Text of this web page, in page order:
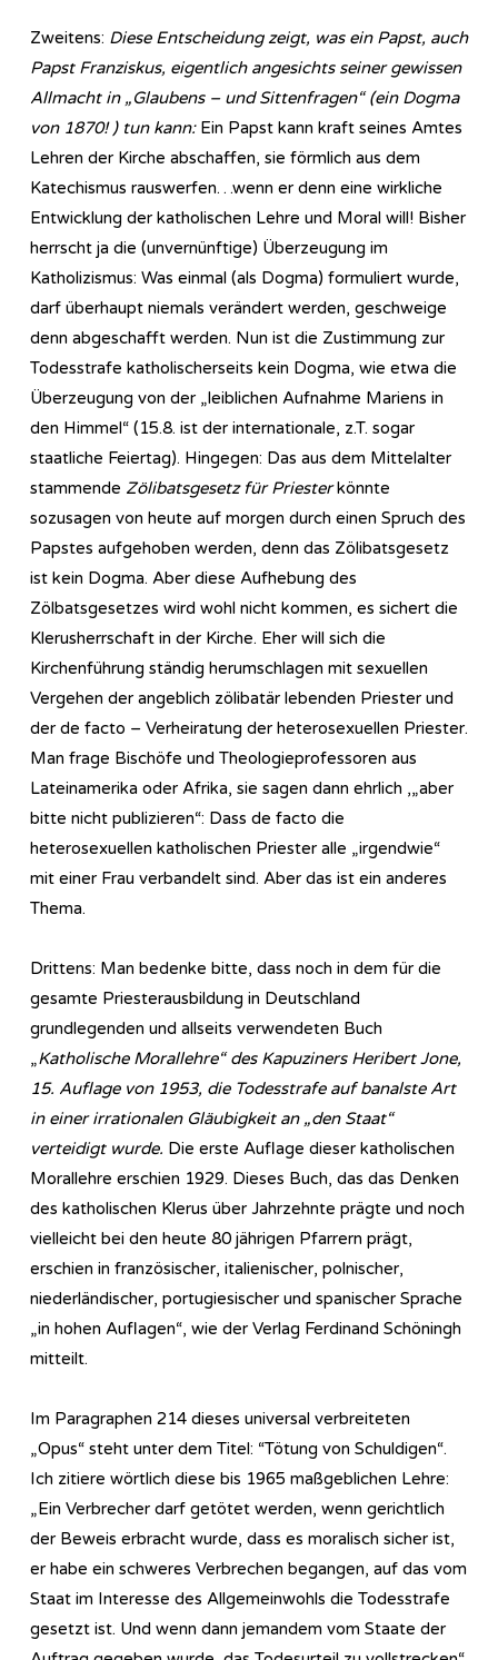
Zweitens: Diese Entscheidung zeigt, was ein Papst, auch
Papst Franziskus, eigentlich angesichts seiner gewissen
Allmacht in „Glaubens – und Sittenfragen“ (ein Dogma
von 1870! ) tun kann: Ein Papst kann kraft seines Amtes
Lehren der Kirche abschaffen, sie förmlich aus dem
Katechismus rauswerfen…wenn er denn eine wirkliche
Entwicklung der katholischen Lehre und Moral will! Bisher
herrscht ja die (unvernünftige) Überzeugung im
Katholizismus: Was einmal (als Dogma) formuliert wurde,
darf überhaupt niemals verändert werden, geschweige
denn abgeschafft werden. Nun ist die Zustimmung zur
Todesstrafe katholischerseits kein Dogma, wie etwa die
Überzeugung von der „leiblichen Aufnahme Mariens in
den Himmel“ (15.8. ist der internationale, z.T. sogar
staatliche Feiertag). Hingegen: Das aus dem Mittelalter
stammende Zölibatsgesetz für Priesterkönnte
sozusagen von heute auf morgen durch einen Spruch des
Papstes aufgehoben werden, denn das Zölibatsgesetz
ist kein Dogma. Aber diese Aufhebung des
Zölbatsgesetzes wird wohl nicht kommen, es sichert die
Klerusherrschaft in der Kirche. Eher will sich die
Kirchenführung ständig herumschlagen mit sexuellen
Vergehen der angeblich zölibatär lebenden Priester und
der de facto – Verheiratung der heterosexuellen Priester.
Man frage Bischöfe und Theologieprofessoren aus
Lateinamerika oder Afrika, sie sagen dann ehrlich ,„aber
bitte nicht publizieren“: Dass de facto die
heterosexuellen katholischen Priester alle „irgendwie“
mit einer Frau verbandelt sind. Aber das ist ein anderes
Thema.
Drittens: Man bedenke bitte, dass noch in dem für die
gesamte Priesterausbildung in Deutschland
grundlegenden und allseits verwendeten Buch
„Katholische Morallehre“ des Kapuziners Heribert Jone,
15. Auflage von 1953, die Todesstrafe auf banalste Art
in einer irrationalen Gläubigkeit an „den Staat“
verteidigt wurde. Die erste Auflage dieser katholischen
Morallehre erschien 1929. Dieses Buch, das das Denken
des katholischen Klerus über Jahrzehnte prägte und noch
vielleicht bei den heute 80 jährigen Pfarrern prägt,
erschien in französischer, italienischer, polnischer,
niederländischer, portugiesischer und spanischer Sprache
„in hohen Auflagen“, wie der Verlag Ferdinand Schöningh
mitteilt.
Im Paragraphen 214 dieses universal verbreiteten
„Opus“ steht unter dem Titel: “Tötung von Schuldigen“.
Ich zitiere wörtlich diese bis 1965 maßgeblichen Lehre:
„Ein Verbrecher darf getötet werden, wenn gerichtlich
der Beweis erbracht wurde, dass es moralisch sicher ist,
er habe ein schweres Verbrechen begangen, auf das vom
Staat im Interesse des Allgemeinwohls die Todesstrafe
gesetzt ist. Und wenn dann jemandem vom Staate der